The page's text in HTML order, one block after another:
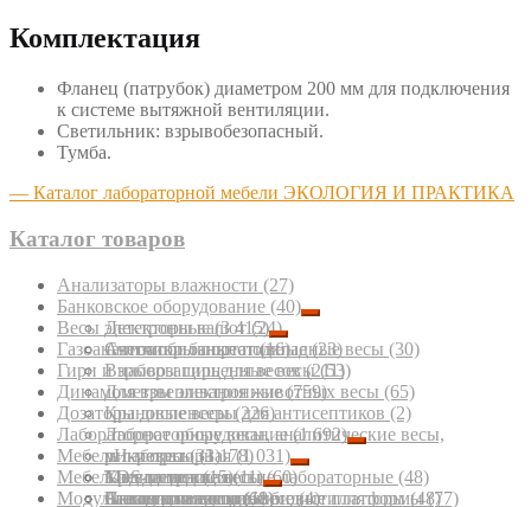
Комплектация
Фланец (патрубок) диаметром 200 мм для подключения
к системе вытяжной вентиляции.
Светильник: взрывобезопасный.
Тумба.
— Каталог лабораторной мебели ЭКОЛОГИЯ И ПРАКТИКА
Каталог товаров
Анализаторы влажности (27)
Банковское оборудование (40)
Детекторы валют(24)
Счетчики банкнот(16)
Весы электронные(3 415)
Автомобильные подкладные весы (30)
Взрывозащищенные весы(53)
Для взвешивания животных весы (65)
Крановые весы(226)
Лабораторные весы, аналитические весы,
микровесы(1 178)
Медицинские весы(60)
Паллетные весы(68)
Газоанализаторы портативные(23)
Гири и наборы гирь для весов(211)
Динамометры электронные(759)
Дозаторы диспенсеры для антисептиков (2)
Лабораторное оборудование(1 692)
pH-метры(33)
TDS-метры(15)
Аквадистилляторы, бидистилляторы(48)
Мебель лабораторная(1 031)
Кресла медицинские лабораторные (48)
Столы для весов(11)
Мебель медицинская(11)
Банкетки медицинские(4)
Модули взвешивающие, весовые платформы(77)